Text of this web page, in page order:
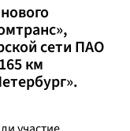
сети ПАО
км